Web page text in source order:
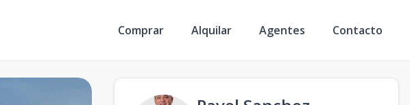
Comprar Alquilar Agentes Contacto